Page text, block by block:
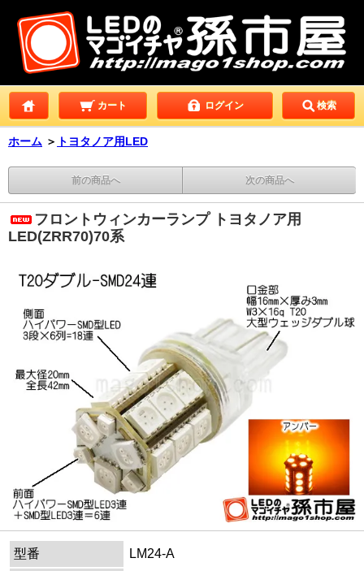
カート ログイン 検索
ホーム ＞ トヨタノア用LED
前の商品へ 次の商品へ
フロントウィンカーランプ トヨタノア用
LED(ZRR70)70系
型番
LM24-A